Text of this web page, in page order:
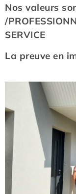
Nos valeurs
/
SERVICE
La preuve en